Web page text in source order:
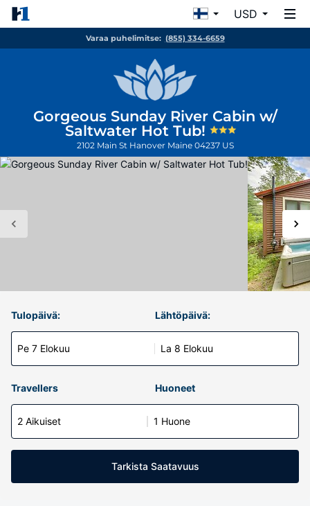
USD
Varaa puhelimitse: (855) 334-6659
Gorgeous Sunday River Cabin w/
Saltwater Hot Tub!
2102 Main St Hanover Maine 04237 US
Tulopäivä:
Pe 7 Elokuu
Lähtöpäivä:
La 8 Elokuu
Travellers Huoneet
2 Aikuiset 1 Huone
Tarkista Saatavuus